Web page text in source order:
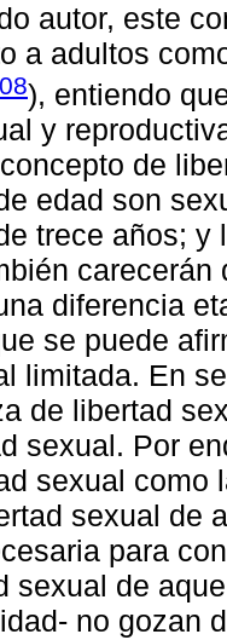
autor, este
a adultos
), entiendo
y
de
edad son
trece años;
diferencia
se puede
limitada. En
de libertad
sexual. Por
sexual como
sexual de
para
sexual de
no gozan